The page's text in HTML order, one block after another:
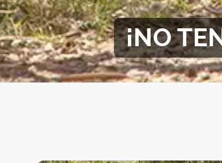
¡NO